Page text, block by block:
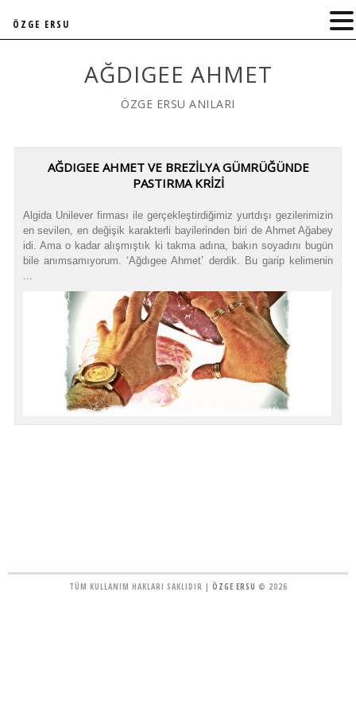
AĞDIGEE AHMET
ÖZGE ERSU ANILARI
AĞDIGEE AHMET VE BREZILYA GÜMRÜĞÜNDE
PASTIRMA KRIZI
Algida Unilever firması ile gerçekleştirdiğimiz yurtdışı gezilerimizin
en sevilen, en değişik karakterli bayilerinden biri de Ahmet Ağabey
idi. Ama o kadar alışmıştık ki takma adına, bakın soyadını bugün
bile anımsamıyorum. ‘Ağdıgee Ahmet’ derdik. Bu garip kelimenin
...
TÜM KULLANIM HAKLARI SAKLIDIR | ÖZGE ERSU © 2026
ÖZGE ERSU